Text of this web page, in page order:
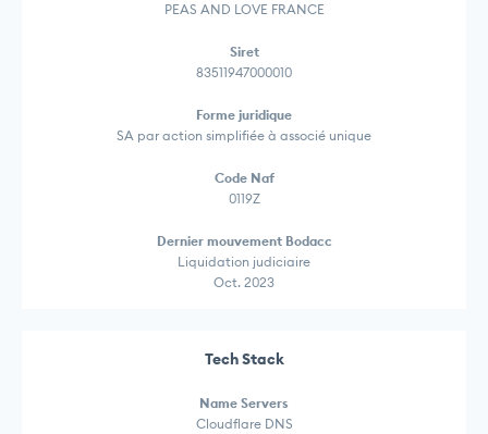
PEAS AND LOVE FRANCE
Siret
83511947000010
Forme juridique
SA par action simplifiée à associé unique
Code Naf
0119Z
Dernier mouvement Bodacc
Liquidation judiciaire
Oct. 2023
Tech Stack
Name Servers
Cloudflare DNS